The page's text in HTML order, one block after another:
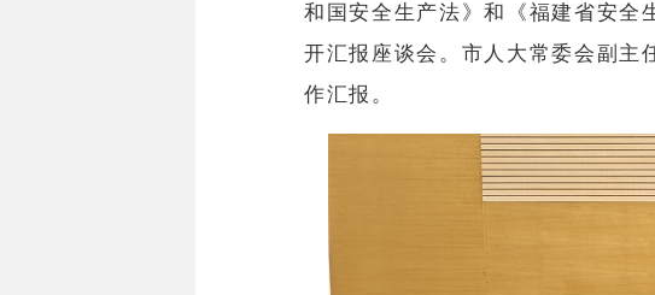
和国安全生产法》和《福建省安全
开汇报座谈会。市人大常委会副主
作汇报。